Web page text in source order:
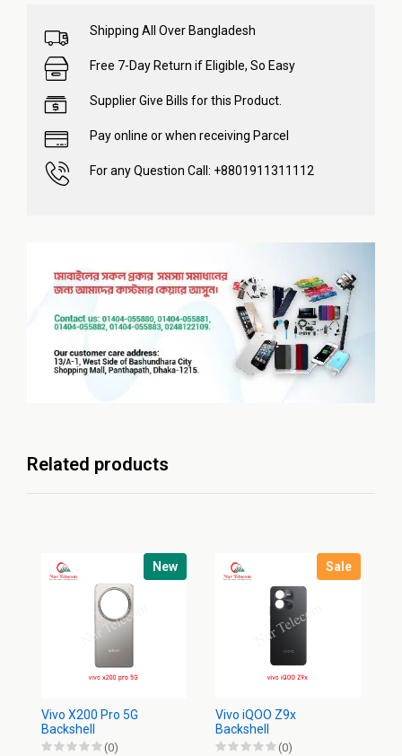
Shipping All Over Bangladesh
Free 7-Day Return if Eligible, So Easy
Supplier Give Bills for this Product.
Pay online or when receiving Parcel
For any Question Call: +8801911311112
Related products
New
Vivo X200 Pro 5G
Backshell
(0)
Sale
Vivo iQOO Z9x
Backshell
(0)